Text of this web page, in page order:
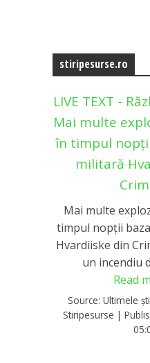
stiripesurse.ro
LIVE TEXT -
Mai multe
în timpul
militară
Mai multe
timpul nopții
Hvardiiske din
un incendiu
Read
Source: Ultimele
Stiripesurse |